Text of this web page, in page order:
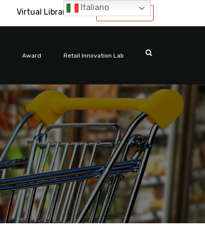
International
Virtual Library
Award Retail Innovation Lab
Italiano